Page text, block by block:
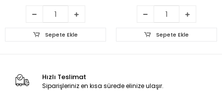
Sepete Ekle Sepete Ekle
Hızlı Teslimat
Siparişleriniz en kısa sürede elinize ulaşır.